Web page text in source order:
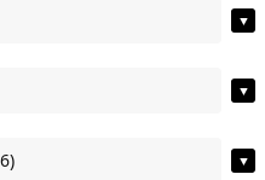
▼
▼
▼